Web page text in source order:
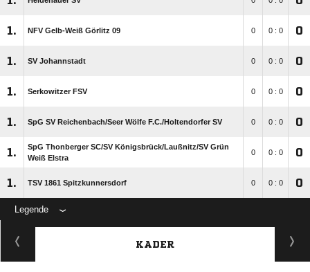
1. NFV Gelb-Weiß Görlitz 09 0 0 : 0 0
1. SV Johannstadt 0 0 : 0 0
1. Serkowitzer FSV 0 0 : 0 0
1. SpG SV Reichenbach/​Seer Wölfe F.C./​Holtendorfer SV 0 0 : 0 0
1.
SpG Thonberger SC/​SV Königsbrück/​Laußnitz/​SV Grün
Weiß Elstra
0 0 : 0 0
1. TSV 1861 Spitzkunnersdorf 0 0 : 0 0
Legende
KADER